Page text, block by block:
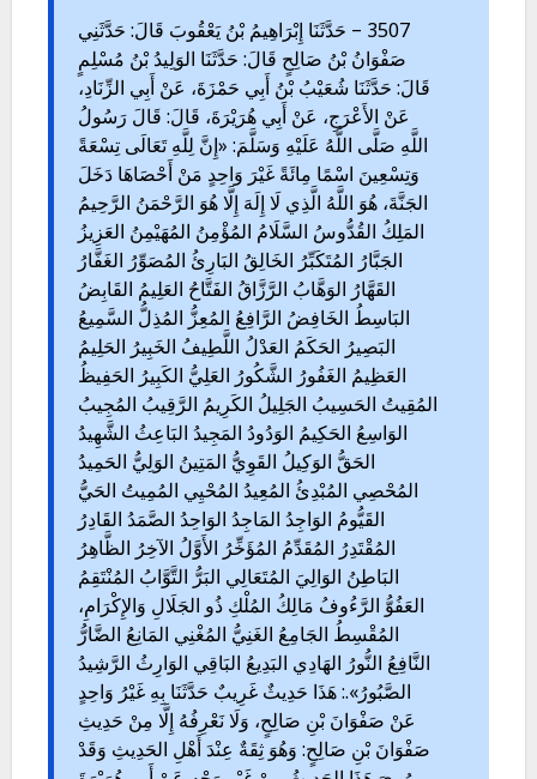
3507 – حَدَّثَنَا إِبْرَاهِيمُ بْنُ يَعْقُوبَ قَالَ: حَدَّثَنِي
صَفْوَانُ بْنُ صَالِحٍ قَالَ: حَدَّثَنَا الوَلِيدُ بْنُ مُسْلِمٍ
قَالَ: حَدَّثَنَا شُعَيْبُ بْنُ أَبِي حَمْزَةَ، عَنْ أَبِي الزِّنَادِ،
عَنْ الأَعْرَجِ، عَنْ أَبِي هُرَيْرَةَ، قَالَ: قَالَ رَسُولُ
اللَّهِ صَلَّى اللَّهُ عَلَيْهِ وَسَلَّمَ: «إِنَّ لِلَّهِ تَعَالَى تِسْعَةً
وَتِسْعِينَ اسْمًا مِائَةً غَيْرَ وَاحِدٍ مَنْ أَحْصَاهَا دَخَلَ
الجَنَّةَ، هُوَ اللَّهُ الَّذِي لَا إِلَهَ إِلَّا هُوَ الرَّحْمَنُ الرَّحِيمُ
المَلِكُ القُدُّوسُ السَّلَامُ المُؤْمِنُ المُهَيْمِنُ العَزِيزُ
الجَبَّارُ المُتَكَبِّرُ الخَالِقُ البَارِئُ المُصَوِّرُ الغَفَّارُ
القَهَّارُ الوَهَّابُ الرَّزَّاقُ الفَتَّاحُ العَلِيمُ القَابِضُ
البَاسِطُ الخَافِضُ الرَّافِعُ المُعِزُّ المُذِلُّ السَّمِيعُ
البَصِيرُ الحَكَمُ العَدْلُ اللَّطِيفُ الخَبِيرُ الحَلِيمُ
العَظِيمُ الغَفُورُ الشَّكُورُ العَلِيُّ الكَبِيرُ الحَفِيظُ
المُقِيتُ الحَسِيبُ الجَلِيلُ الكَرِيمُ الرَّقِيبُ المُجِيبُ
الوَاسِعُ الحَكِيمُ الوَدُودُ المَجِيدُ البَاعِثُ الشَّهِيدُ
الحَقُّ الوَكِيلُ القَوِيُّ المَتِينُ الوَلِيُّ الحَمِيدُ
المُحْصِي المُبْدِئُ المُعِيدُ المُحْيِي المُمِيتُ الحَيُّ
القَيُّومُ الوَاجِدُ المَاجِدُ الوَاحِدُ الصَّمَدُ القَادِرُ
المُقْتَدِرُ المُقَدِّمُ المُؤَخِّرُ الأَوَّلُ الآخِرُ الظَّاهِرُ
البَاطِنُ الوَالِيَ المُتَعَالِي البَرُّ التَّوَّابُ المُنْتَقِمُ
العَفُوُّ الرَّءُوفُ مَالِكُ المُلْكِ ذُو الجَلَالِ وَالإِكْرَامِ،
المُقْسِطُ الجَامِعُ الغَنِيُّ المُغْنِي المَانِعُ الضَّارُّ
النَّافِعُ النُّورُ الهَادِي البَدِيعُ البَاقِي الوَارِثُ الرَّشِيدُ
الصَّبُورُ».: هَذَا حَدِيثٌ غَرِيبٌ حَدَّثَنَا بِهِ غَيْرُ وَاحِدٍ
عَنْ صَفْوَانَ بْنِ صَالِحٍ، وَلَا نَعْرِفُهُ إِلَّا مِنْ حَدِيثِ
صَفْوَانَ بْنِ صَالِحٍ: وَهُوَ ثِقَةٌ عِنْدَ أَهْلِ الحَدِيثِ وَقَدْ